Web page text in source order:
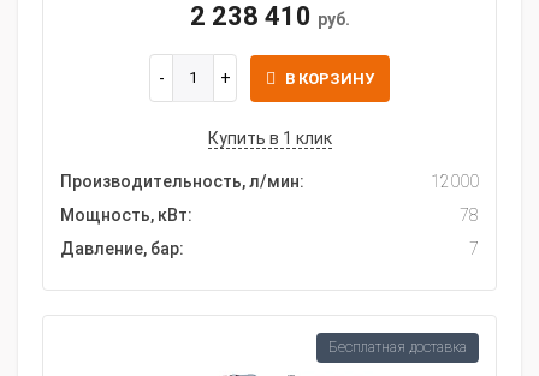
2 238 410 руб.
В КОРЗИНУ
Купить в 1 клик
Производительность, л/мин:
12000
Мощность, кВт:
78
Давление, бар:
7
Бесплатная доставка